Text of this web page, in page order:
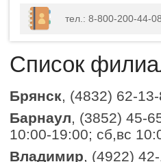
тел.: 8-800-200-44-
Список
Брянск, (4832) 62-
Барнаул, (3852) 45-
10:00-19:00; сб,вс
Владимир, (4922)